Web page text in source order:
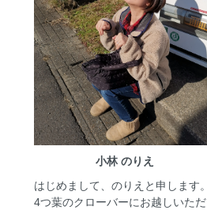
小林 のりえ
はじめまして、のりえと申します。
4つ葉のクローバーにお越しいただ